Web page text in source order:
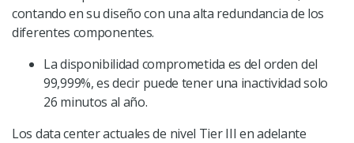
contando en su diseño con una alta redundancia de los
diferentes componentes.
La disponibilidad comprometida es del orden del
99,999%, es decir puede tener una inactividad solo
26 minutos al año.
Los data center actuales de nivel Tier III en adelante